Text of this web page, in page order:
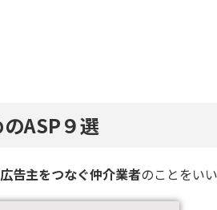
ASP９選
告主をつなぐ仲介業者のことをいい